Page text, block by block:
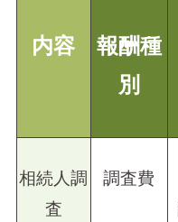
内容
報酬種
別
相続人調
査
調査費